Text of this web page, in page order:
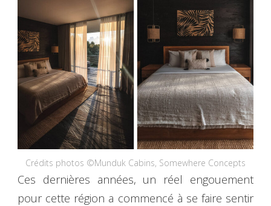
Crédits photos ©Munduk Cabins, Somewhere Concepts
Ces dernières années, un réel engouement
pour cette région a commencé à se faire sentir